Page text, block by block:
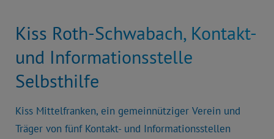
Kiss Roth-Schwabach, Kontakt-
und Informationsstelle
Selbsthilfe
Kiss Mittelfranken, ein gemeinnütziger Verein und
Träger von fünf Kontakt- und Informationsstellen